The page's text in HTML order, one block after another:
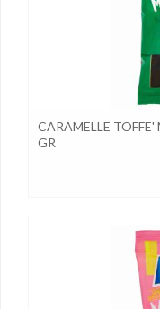
CARAMELLE
GR